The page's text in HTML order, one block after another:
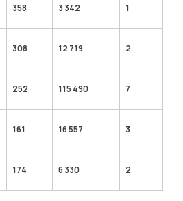
358 3 342 1
308 12 719 2
252 115 490 7
161 16 557 3
174 6 330 2